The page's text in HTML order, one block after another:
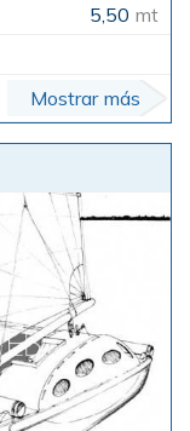
5,50 mt
Mostrar más